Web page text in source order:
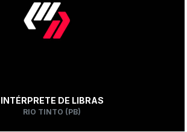
INTÉRPRETE DE LIBRAS
RIO TINTO (PB)